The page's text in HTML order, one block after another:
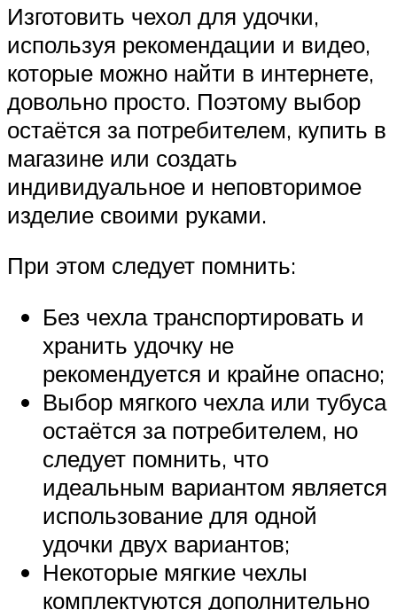
Изготовить чехол для удочки,
используя рекомендации и видео,
которые можно найти в интернете,
довольно просто. Поэтому выбор
остаётся за потребителем, купить в
магазине или создать
индивидуальное и неповторимое
изделие своими руками.
При этом следует помнить:
Без чехла транспортировать и
хранить удочку не
рекомендуется и крайне опасно;
Выбор мягкого чехла или тубуса
остаётся за потребителем, но
следует помнить, что
идеальным вариантом является
использование для одной
удочки двух вариантов;
Некоторые мягкие чехлы
комплектуются дополнительно